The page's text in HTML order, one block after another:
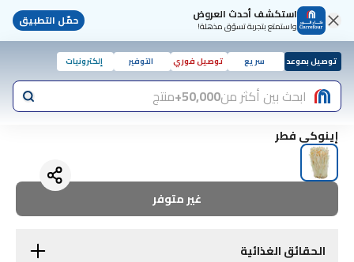
استكشف أحدث العروض
واستمتع بتجربة تسوّق مذهلة! حمّل التطبيق
توصيل بموعد سريع توصيل فوري التوفير إلكترونيات
ابحث بين أكثر من50,000+ منتج
إينوكى فطر
غير متوفر
الحقائق الغذائية